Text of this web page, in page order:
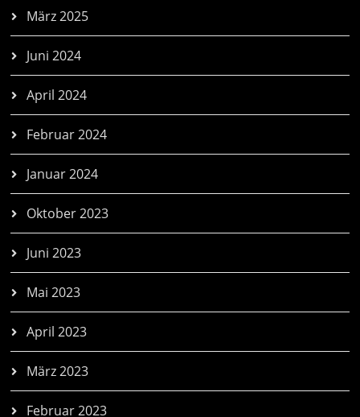
März 2025
Juni 2024
April 2024
Februar 2024
Januar 2024
Oktober 2023
Juni 2023
Mai 2023
April 2023
März 2023
Februar 2023